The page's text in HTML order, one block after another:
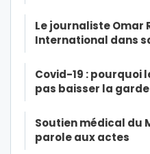
Le journaliste Omar
International dans
Covid-19 : pourquoi
pas baisser la garde
Soutien médical du
parole aux actes